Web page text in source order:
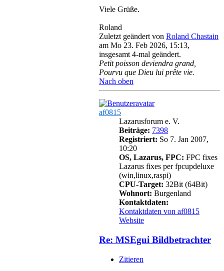
Viele Grüße.
Roland
Zuletzt geändert von Roland Chastain
am Mo 23. Feb 2026, 15:13,
insgesamt 4-mal geändert.
Petit poisson deviendra grand,
Pourvu que Dieu lui prête vie.
Nach oben
af0815
Lazarusforum e. V.
Beiträge: 7398
Registriert: So 7. Jan 2007,
10:20
OS, Lazarus, FPC: FPC fixes
Lazarus fixes per fpcupdeluxe
(win,linux,raspi)
CPU-Target: 32Bit (64Bit)
Wohnort: Burgenland
Kontaktdaten:
Kontaktdaten von af0815
Website
Re: MSEgui Bildbetrachter
Zitieren